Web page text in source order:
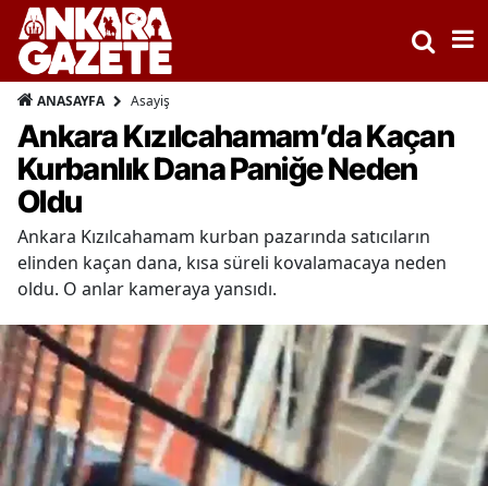
ANASAYFA Asayiş
Ankara Kızılcahamam’da Kaçan
Kurbanlık Dana Paniğe Neden
Oldu
Ankara Kızılcahamam kurban pazarında satıcıların
elinden kaçan dana, kısa süreli kovalamacaya neden
oldu. O anlar kameraya yansıdı.